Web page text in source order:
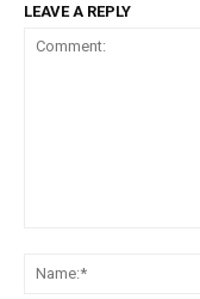
LEAVE A REPLY